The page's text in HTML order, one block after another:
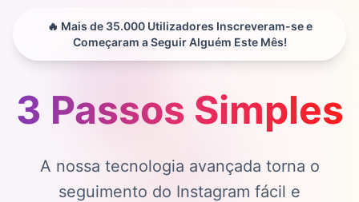
🔥 Mais de 35.000 Utilizadores Inscreveram-se e
Começaram a Seguir Alguém Este Mês!
3 Passos Simples
A nossa tecnologia avançada torna o
seguimento do Instagram fácil e